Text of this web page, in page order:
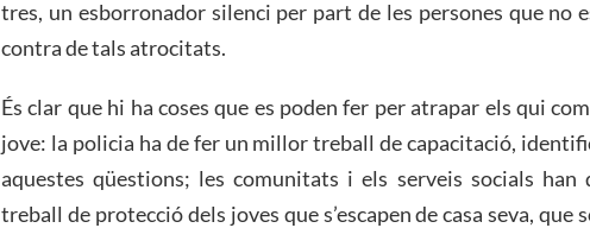
tres, un esborronador silenci per part de les persones que no
contra de tals atrocitats.
És clar que hi ha coses que es poden fer per atrapar els qui
jove: la policia ha de fer un millor treball de capacitació,
aquestes qüestions; les comunitats i els serveis socials
treball de protecció dels joves que s’escapen de casa seva, que